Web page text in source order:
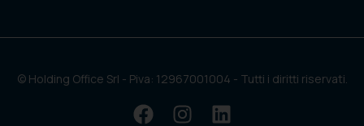
© Holding Office Srl - Piva: 12967001004 - Tutti i diritti riservati.